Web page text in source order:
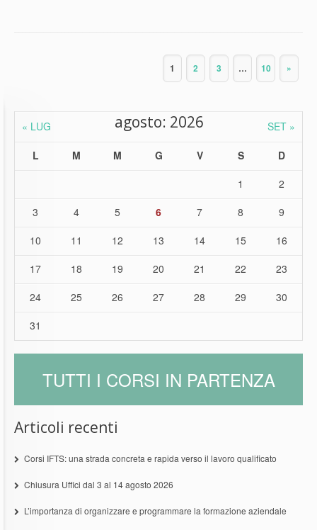
1 2 3 … 10 »
« LUG SET »
agosto: 2026
L M M G V S
D
1
2
3
4 5 6 7 8
9
10
11 12 13 14 15
16
17
18 19 20 21 22
23
24
25 26 27 28 29
30
31
TUTTI I CORSI IN PARTENZA
Articoli recenti
Corsi IFTS: una strada concreta e rapida verso il lavoro qualificato
Chiusura Uffici dal 3 al 14 agosto 2026
L’importanza di organizzare e programmare la formazione aziendale